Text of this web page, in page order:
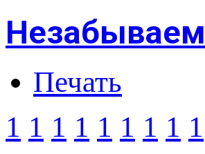
Печать
1 1 1 1 1 1 1 1 1